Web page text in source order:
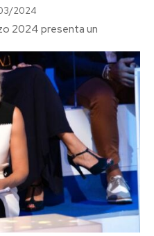
2024
2024 presenta un